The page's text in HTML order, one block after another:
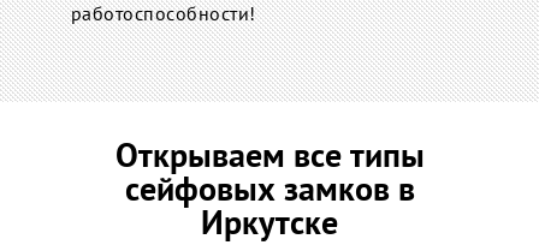
работоспособности!
Открываем все типы
сейфовых замков в
Иркутске